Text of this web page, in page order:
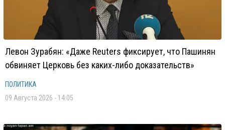
Левон Зурабян: «Даже Reuters фиксирует, что Пашинян
обвиняет Церковь без каких-либо доказательств»
ПОЛИТИКА
09 Августа 2026 - 14:05